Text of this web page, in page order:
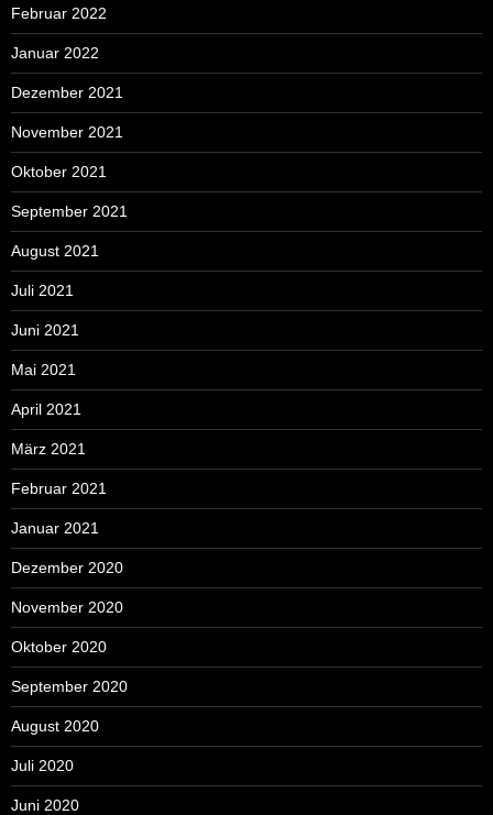
Februar 2022
Januar 2022
Dezember 2021
November 2021
Oktober 2021
September 2021
August 2021
Juli 2021
Juni 2021
Mai 2021
April 2021
März 2021
Februar 2021
Januar 2021
Dezember 2020
November 2020
Oktober 2020
September 2020
August 2020
Juli 2020
Juni 2020